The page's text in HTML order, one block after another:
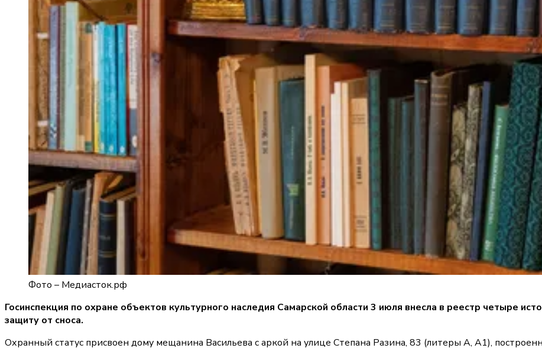
Фото – Медиасток.рф
Госинспекция по охране объектов культурного наследия Самарской области 3 июля внесла в реестр четыре
защиту от сноса.
Охранный статус присвоен дому мещанина Васильева с аркой на улице Степана Разина, 83 (литеры А, А1),